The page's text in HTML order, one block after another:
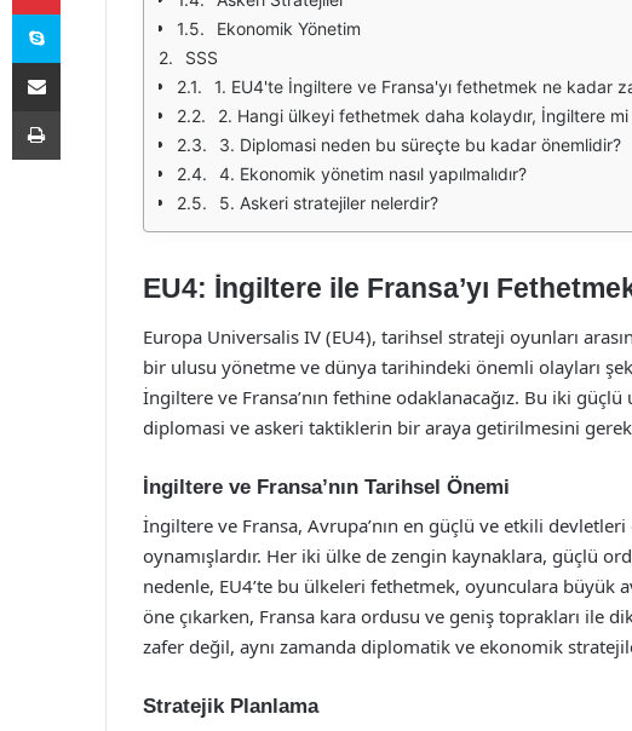
Ekonomik Yönetim
SSS
1. EU4'te İngiltere ve Fransa'yı fethetmek ne kadar
2. Hangi ülkeyi fethetmek daha kolaydır, İngiltere mi
3. Diplomasi neden bu süreçte bu kadar önemlidir?
4. Ekonomik yönetim nasıl yapılmalıdır?
5. Askeri stratejiler nelerdir?
EU4: İngiltere ile Fransa’yı
Europa Universalis IV (EU4), tarihsel strateji oyunları
bir ulusu yönetme ve dünya tarihindeki önemli olayları
İngiltere ve Fransa’nın fethine odaklanacağız. Bu iki
diplomasi ve askeri taktiklerin bir araya getirilmesini
İngiltere ve Fransa’nın Tarihsel Önemi
İngiltere ve Fransa, Avrupa’nın en güçlü ve etkili
oynamışlardır. Her iki ülke de zengin kaynaklara, güçlü
nedenle, EU4’te bu ülkeleri fethetmek, oyunculara büyük
öne çıkarken, Fransa kara ordusu ve geniş toprakları ile
zafer değil, aynı zamanda diplomatik ve ekonomik
Stratejik Planlama
Skype
E-Posta ile paylaş